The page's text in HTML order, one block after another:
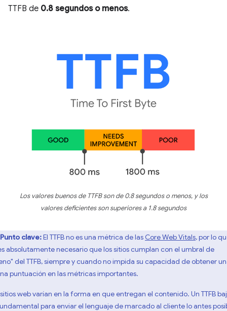
TTFB de 0.8 segundos o menos.
Los valores buenos de TTFB son de 0.8 segundos o menos, y los
valores deficientes son superiores a 1.8 segundos
Punto clave:El TTFB no es una métrica de las Core Web Vitals, por lo
absolutamente necesario que los sitios cumplan con el umbral de
del TTFB, siempre y cuando no impida su capacidad de obtener
puntuación en las métricas importantes.
web varían en la forma en que entregan el contenido. Un TTFB
para enviar el lenguaje de marcado al cliente lo antes